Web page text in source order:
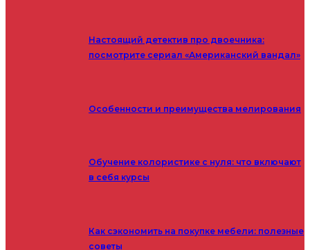
Настоящий детектив про двоечника:
посмотрите сериал «Американский вандал»
Особенности и преимущества мелирования
Обучение колористике с нуля: что включают
в себя курсы
Как сэкономить на покупке мебели: полезные
советы